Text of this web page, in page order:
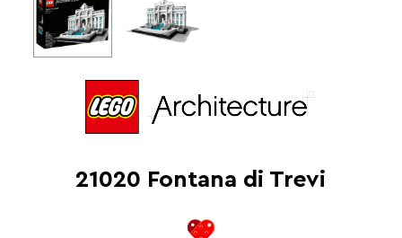
21020 Fontana di Trevi